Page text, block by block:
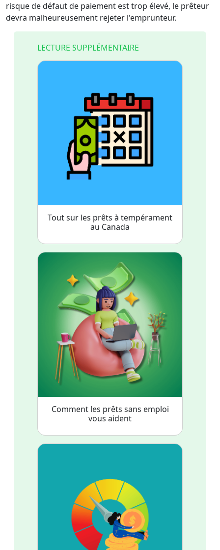
risque de défaut de paiement est trop élevé, le prêteur
devra malheureusement rejeter l'emprunteur.
LECTURE SUPPLÉMENTAIRE
Tout sur les prêts à tempérament
au Canada
Comment les prêts sans emploi
vous aident